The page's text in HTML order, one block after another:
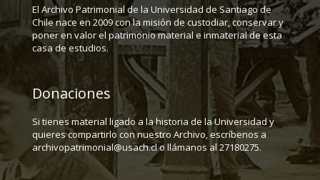
El Archivo Patrimonial de la Universidad de Santiago de
Chile nace en 2009 con la misión de custodiar, conservar y
poner en valor el patrimonio material e inmaterial de esta
casa de estudios.
Donaciones
Si tienes material ligado a la historia de la Universidad y
quieres compartirlo con nuestro Archivo, escríbenos a
archivopatrimonial@usach.cl o llámanos al 27180275.